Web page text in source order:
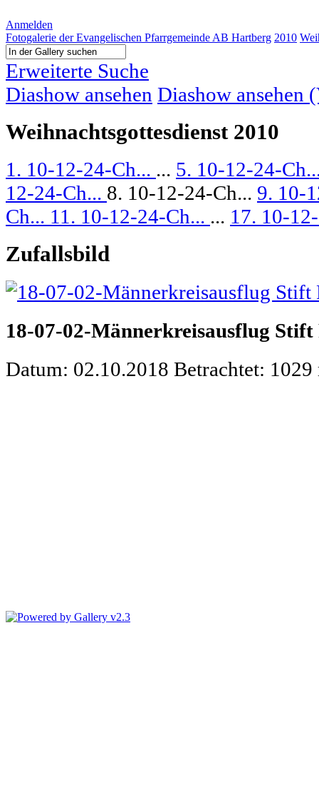
Anmelden
Fotogalerie der Evangelischen Pfarrgemeinde AB Hartberg 2010
Erweiterte Suche
Diashow ansehen Diashow ansehen
Weihnachtsgottesdienst 2010
1. 10-12-24-Ch... ... 5. 10-12-24-
12-24-Ch... 8. 10-12-24-Ch... 9. 10-
Ch... 11. 10-12-24-Ch... ... 17. 10-
Zufallsbild
18-07-02-Männerkreisausflug Stift
Datum: 02.10.2018 Betrachtet: 1029